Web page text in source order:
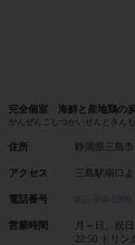
完全個室 海鮮と産地鶏
かんぜんこしつかいせんとさん
住所 静岡県三島
アクセス 三島駅南口
電話番号 055-960-6999
営業時間
月～日、祝
22:50 ドリン